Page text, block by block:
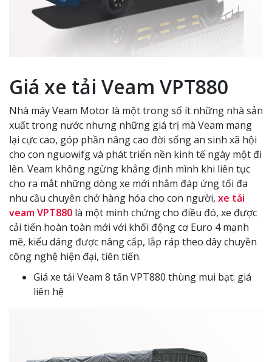
Giá xe tải Veam VPT880
Nhà máy Veam Motor là một trong số ít những nhà sản
xuất trong nước nhưng những giá trị mà Veam mang
lại cực cao, góp phần nâng cao đời sống an sinh xã hội
cho con nguowifg và phát triển nền kinh tế ngày một đi
lên. Veam không ngừng khẳng định mình khi liên tục
cho ra mắt những dòng xe mới nhằm đáp ứng tối đa
nhu cầu chuyên chở hàng hóa cho con người, xe tải
veam VPT880 là một minh chứng cho điều đó, xe được
cải tiến hoàn toàn mới với khối động cơ Euro 4 mạnh
mẽ, kiểu dáng được nâng cấp, lắp ráp theo dây chuyền
công nghệ hiện đại, tiên tiến.
Giá xe tải Veam 8 tấn VPT880 thùng mui bạt: giá
liên hệ